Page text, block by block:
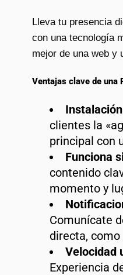
Lleva tu presencia
con una tecnología
mejor de una web y
Ventajas clave de una
clientes la
principal con
Funciona
contenido
momento y
Comunícate
directa,
Velocidad
Experiencia